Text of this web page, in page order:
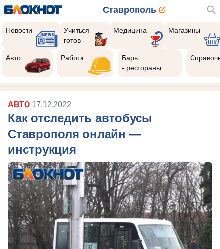
Ставрополь
Новости
Учиться
готов
Медицина Магазины
Авто Работа
Бары
- рестораны
АВТО 17.12.2022
Как отследить автобусы
Ставрополя онлайн ―
инструкция